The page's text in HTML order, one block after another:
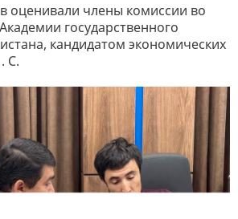
оценивали члены комиссии во
государственного
кандидатом экономических
С.